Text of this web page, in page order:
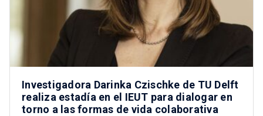
Investigadora Darinka Czischke de TU Delft
realiza estadía en el IEUT para dialogar en
torno a las formas de vida colaborativa